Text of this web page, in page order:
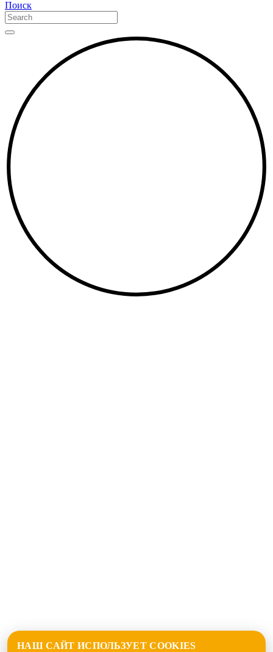
Поиск
НАШ САЙТ ИСПОЛЬЗУЕТ COOKIES